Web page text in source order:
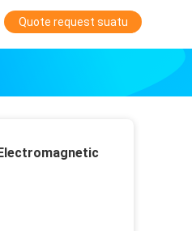
Quote request suatu